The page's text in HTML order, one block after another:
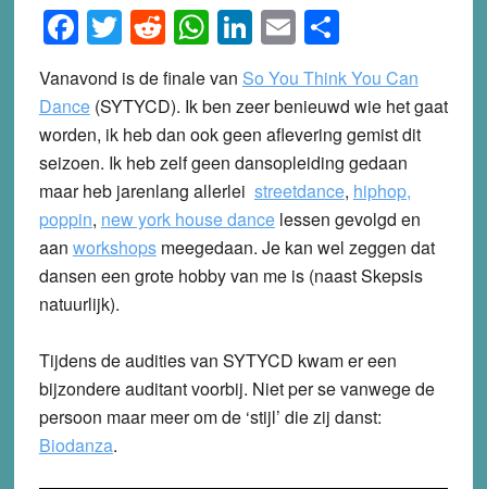
Facebook
Twitter
Reddit
WhatsApp
LinkedIn
EmailShare
Vanavond is de finale van So You Think You Can
Dance(SYTYCD). Ik ben zeer benieuwd wie het gaat
worden, ik heb dan ook geen aflevering gemist dit
seizoen. Ik heb zelf geen dansopleiding gedaan
maar heb jarenlang allerlei streetdance, hiphop,
poppin, new york house dancelessen gevolgd en
aan workshopsmeegedaan. Je kan wel zeggen dat
dansen een grote hobby van me is (naast Skepsis
natuurlijk).
Tijdens de audities van SYTYCD kwam er een
bijzondere auditant voorbij. Niet per se vanwege de
persoon maar meer om de ‘stijl’ die zij danst:
Biodanza.